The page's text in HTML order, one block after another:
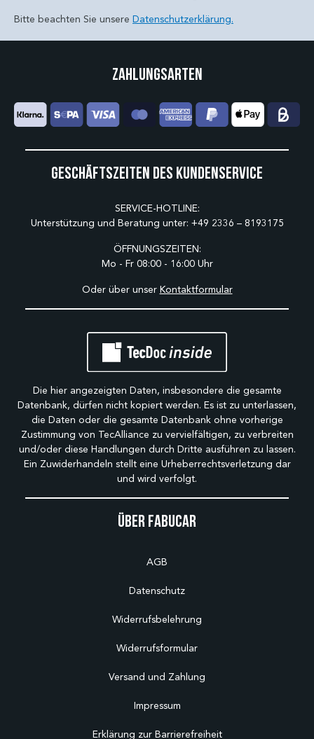
Bitte beachten Sie unsere Datenschutzerklärung.
Über Fabucar
AGB
Datenschutz
Widerrufsbelehrung
Widerrufsformular
Versand und Zahlung
Impressum
Erklärung zur Barrierefreiheit
Geschäftszeiten des Kundenservice
SERVICE-HOTLINE:
Unterstützung und Beratung unter: +49 2336 – 8193175
ÖFFNUNGSZEITEN:
Mo - Fr 08:00 - 16:00 Uhr
Oder über unser Kontaktformular
Zahlungsarten
Die hier angezeigten Daten, insbesondere die gesamte
Datenbank, dürfen nicht kopiert werden. Es ist zu unterlassen,
die Daten oder die gesamte Datenbank ohne vorherige
Zustimmung von TecAlliance zu vervielfältigen, zu verbreiten
und/oder diese Handlungen durch Dritte ausführen zu lassen.
Ein Zuwiderhandeln stellt eine Urheberrechtsverletzung dar
und wird verfolgt.